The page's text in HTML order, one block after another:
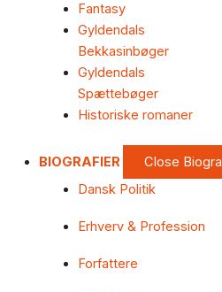
Fantasy
Gyldendals
Bekkasinbøger
Gyldendals
Spættebøger
Historiske romaner
BIOGRAFIER Close
Dansk Politik
Erhverv & Profession
Forfattere